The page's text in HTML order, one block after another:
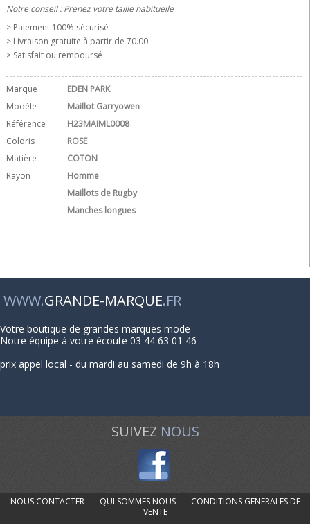
Notre conseil : Prenez votre taille habituelle
> Paiement 100% sécurisé
> Livraison gratuite à partir de 70.00 
> Satisfait ou remboursé
Marque
EDEN PARK
Modèle
Maillot Garryowen
Référence
H23MAIML0008
Coloris
ROSE
Matière
COTON
Rayon
Homme
Maillots de Rugby
Manches longues
WWW.GRANDE-MARQUE.FR
Votre boutique de grandes marques mode
Notre équipe à votre écoute 03 44 63 01 46
prix appel local - du mardi au samedi de 9h à 18h
SUIVEZ NOUS
NOUS CONTACTER- QUI SOMMES NOUS- CONDITIONS GENERALES DE
VENTE